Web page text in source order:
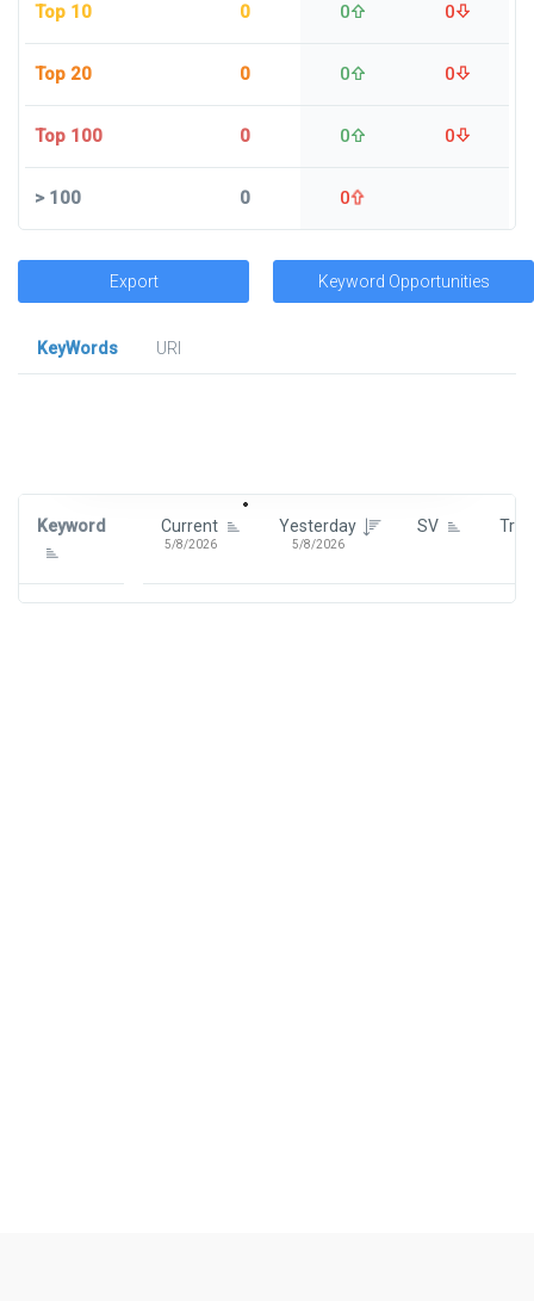
Top 10 0 0 0
Top 20 0 0 0
Top 100 0 0 0
>100 0 0
Export Keyword Opportunities
KeyWords
URl
Keyword Current
5/8/2026
Yesterday
5/8/2026
SV